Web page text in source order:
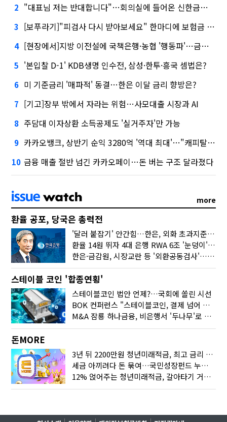
2 "대표님 저는 반대합니다"…회의실에 들어온 신한금융 AI
3 [보푸라기]"피검사 다시 받아보세요" 한마디에 보험금 못 받을 뻔?
4 [현장에서]지방 이전설에 국책은행·농협 '행동파'…금감원 '신중모드'
5 '본입찰 D-1' KDB생명 인수전, 삼성·한투·흥국 셈법은?
6 미 기준금리 '매파적' 동결…한은 이달 금리 향방은?
7 [기고]장부 밖에서 자라는 위험…사모대출 시장과 AI
8 주담대 이자상환 소득공제도 '실거주자'만 가능
9 카카오뱅크, 상반기 순익 3280억 '역대 최대'…"캐피탈, 자산 1조원 이상"
10 금융 매출 절반 넘긴 카카오페이…돈 버는 구조 달라졌다
more
환율 공포, 당국은 총력전
'달러 붙잡기' 안간힘…한은, 외화 초과지준에 이자 6개월 더
환율 14원 뛰자 4대 은행 RWA 6조 '눈덩이'…2배 뛴 2분기는?
한은·금감원, 시장교란 등 '외환공동검사'…환율 급등 전방위 대응
스테이블 코인 '합종연횡'
스테이블코인 법안 언제?…국회에 쏠린 시선
BOK 컨퍼런스 "스테이블코인, 결제 넘어 보험 대출 등 금융 연결 도구"
M&A 잠룡 하나금융, 비은행서 '두나무'로 눈돌린 이유는
돈MORE
3년 뒤 2200만원 청년미래적금, 최고 금리 받으려면?
세금 아끼려다 돈 묶여…국민성장펀드 누가 가입하면 좋을까
12% 얹어주는 청년미래적금, 갈아타기 거절 될수 있어요